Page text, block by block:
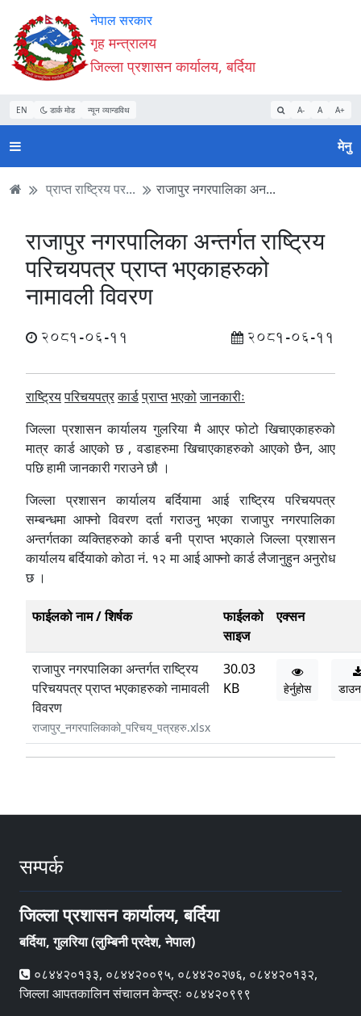
Accessibility
Mode
सुरु
गर्नुहोस्
सामाग्री
पढ्नुहाेस्
नेभिगेसन
पढ्नुहाेस्
वेबसाइट
खोजमा
जानुहोस्
नेपाल सरकार
गृह मन्त्रालय
जिल्ला प्रशासन कार्यालय, बर्दिया
EN डार्क मोड न्यून व्यान्डविथ A- A A+
मेनु
प्राप्त राष्ट्रिय पर... राजापुर नगरपालिका अन...
राजापुर नगरपालिका अन्तर्गत राष्ट्रिय
परिचयपत्र प्राप्त भएकाहरुको
नामावली विवरण
2081-06-11 2081-06-11
राष्ट्रियपरिचयपत्रकार्डप्राप्तभएकोजानकारीः
जिल्ला प्रशासन कार्यालय गुलरिया मै आएर फोटो खिचाएकाहरुको
मात्र कार्ड आएको छ , वडाहरुमा खिचाएकाहरुको आएको छैन, आए
पछि हामी जानकारी गराउने छौ ।
जिल्ला प्रशासन कार्यालय बर्दियामा आई राष्ट्रिय परिचयपत्र
सम्बन्धमा आफ्नो विवरण दर्ता गराउनु भएका राजापुर नगरपालिका
अन्तर्गतका व्यक्तिहरुको कार्ड बनी प्राप्त भएकाले जिल्ला प्रशासन
कार्यालय बर्दियाको कोठा नं. १२ मा आई आफ्नो कार्ड लैजानुहुन अनुरोध
छ ।
फाईलको नाम / शिर्षक
फाईलको
साइज
एक्सन
राजापुर नगरपालिका अन्तर्गत राष्ट्रिय
परिचयपत्र प्राप्त भएकाहरुको नामावली
विवरण
राजापुर_नगरपालिकाको_परिचय_पत्रहरु.xlsx
30.03
KB
हेर्नुहोस
सम्पर्क
जिल्ला प्रशासन कार्यालय, बर्दिया
बर्दिया, गुलरिया (लुम्बिनी प्रदेश, नेपाल)
०८४४२०१३३, ०८४४२००९५, ०८४४२०२७६, ०८४४२०१३२,
जिल्ला आपतकालिन संचालन केन्द्रः ०८४४२०९९९